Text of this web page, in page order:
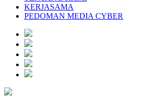
KERJASAMA
PEDOMAN MEDIA CYBER